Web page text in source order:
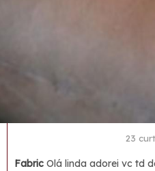
23
Fabric Olá linda adorei vc td